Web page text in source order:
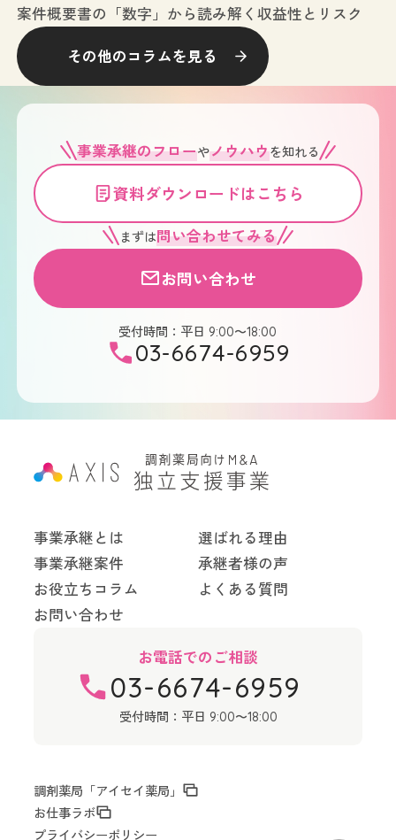
案件概要書の「数字」から読み解く収益性とリスク
その他のコラムを見る
事業承継のフローやノウハウを知れる
資料ダウンロードはこちら
まずは問い合わせてみる
お問い合わせ
受付時間：平日 9:00〜18:00
03-6674-6959
事業承継とは
選ばれる理由
事業承継案件
承継者様の声
お役立ちコラム
よくある質問
お問い合わせ
お電話でのご相談
03-6674-6959
受付時間：平日 9:00〜18:00
調剤薬局「アイセイ薬局」
お仕事ラボ
プライバシーポリシー